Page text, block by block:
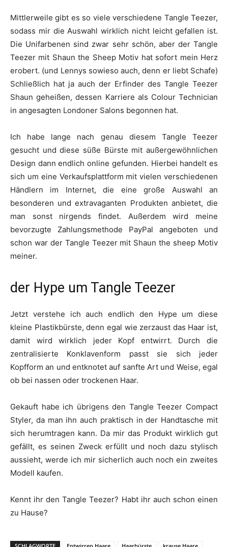
Mittlerweile gibt es so viele verschiedene Tangle Teezer,
sodass mir die Auswahl wirklich nicht leicht gefallen ist.
Die Unifarbenen sind zwar sehr schön, aber der Tangle
Teezer mit Shaun the Sheep Motiv hat sofort mein Herz
erobert. (und Lennys sowieso auch, denn er liebt Schafe)
Schließlich hat ja auch der Erfinder des Tangle Teezer
Shaun geheißen, dessen Karriere als Colour Technician
in angesagten Londoner Salons begonnen hat.
Ich habe lange nach genau diesem Tangle Teezer
gesucht und diese süße Bürste mit außergewöhnlichen
Design dann endlich online gefunden. Hierbei handelt es
sich um eine Verkaufsplattform mit vielen verschiedenen
Händlern im Internet, die eine große Auswahl an
besonderen und extravaganten Produkten anbietet, die
man sonst nirgends findet. Außerdem wird meine
bevorzugte Zahlungsmethode PayPal angeboten und
schon war der Tangle Teezer mit Shaun the sheep Motiv
meiner.
der Hype um Tangle Teezer
Jetzt verstehe ich auch endlich den Hype um diese
kleine Plastikbürste, denn egal wie zerzaust das Haar ist,
damit wird wirklich jeder Kopf entwirrt. Durch die
zentralisierte Konklavenform passt sie sich jeder
Kopfform an und entknotet auf sanfte Art und Weise, egal
ob bei nassen oder trockenen Haar.
Gekauft habe ich übrigens den Tangle Teezer Compact
Styler, da man ihn auch praktisch in der Handtasche mit
sich herumtragen kann. Da mir das Produkt wirklich gut
gefällt, es seinen Zweck erfüllt und noch dazu stylisch
aussieht, werde ich mir sicherlich auch noch ein zweites
Modell kaufen.
Kennt ihr den Tangle Teezer? Habt ihr auch schon einen
zu Hause?
SCHLAGWORTE Entwirren Haare Haarbürste krause Haare